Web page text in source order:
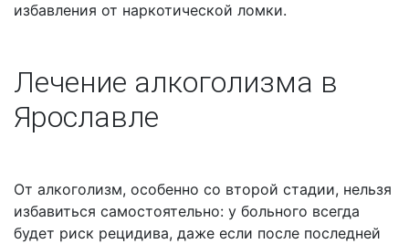
избавления от наркотической ломки.
Лечение алкоголизма в
Ярославле
От алкоголизм, особенно со второй стадии, нельзя
избавиться самостоятельно: у больного всегда
будет риск рецидива, даже если после последней